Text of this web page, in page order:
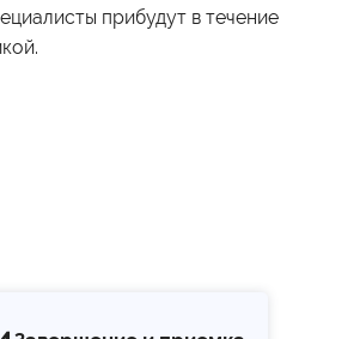
прибудут в течение